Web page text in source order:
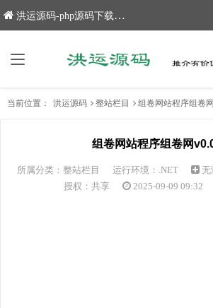
洪运源码-php源码下载,网站源码,网站源码下载
当前位置： 洪运源码 整站栏目 组卷网站程序组卷网
组卷网站程序组卷网
所属分类： 整站栏目 运行环境：.NET 无
授权：共享
2025-09-09 09:32